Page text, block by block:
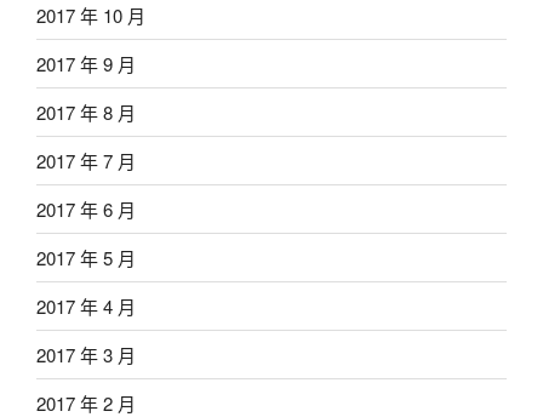
2017 年 10 月
2017 年 9 月
2017 年 8 月
2017 年 7 月
2017 年 6 月
2017 年 5 月
2017 年 4 月
2017 年 3 月
2017 年 2 月